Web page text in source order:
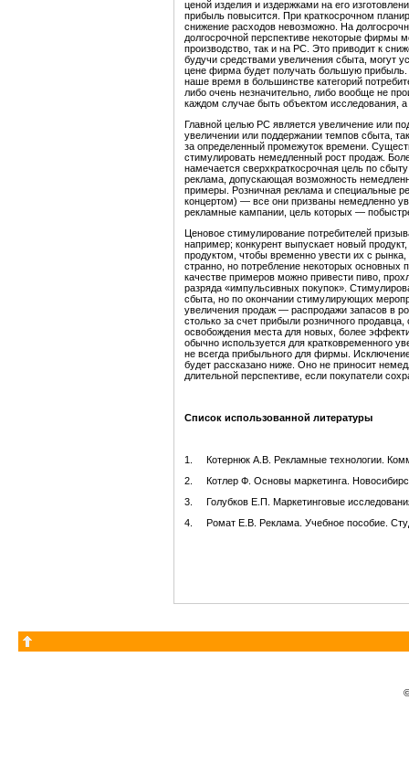
ценой изделия и издержками на его
прибыль повысится. При краткосрочном
снижение расходов невозможно. На
долгосрочной перспективе некоторые фирмы
производство, так и на PC. Это приводит к
будучи средствами увеличения сбыта, могут
цене фирма будет получать большую прибыль.
наше время в большинстве категорий
либо очень незначительно, либо вообще не
каждом случае быть объектом исследования,
Главной целью PC является увеличение или
увеличении или поддержании темпов сбыта,
за определенный промежуток времени.
стимулировать немедленный рост продаж.
намечается сверхкраткосрочная цель по
реклама, допускающая возможность
примеры. Розничная реклама и специальные
концертом) — все они призваны немедленно
рекламные кампании, цель которых —
Ценовое стимулирование потребителей
например; конкурент выпускает новый
продуктом, чтобы временно увести их с
странно, но потребление некоторых основных
качестве примеров можно привести пиво,
разряда «импульсивных покупок».
сбыта, но по окончании стимулирующих
увеличения продаж — распродажи запасов в
столько за счет прибыли розничного
освобождения места для новых, более
обычно используется для кратковременного
не всегда прибыльного для фирмы.
будет рассказано ниже. Оно не приносит
длительной перспективе, если покупатели
Список использованной литературы
1. Котернюк А.В. Рекламные технологии.
2. Котлер Ф. Основы маркетинга.
3. Голубков Е.П. Маркетинговые
4. Ромат Е.В. Реклама. Учебное пособие.